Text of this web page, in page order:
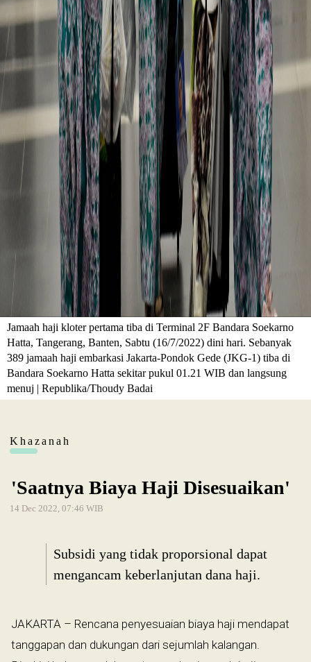
Jamaah haji kloter pertama tiba di Terminal 2F Bandara Soekarno
Hatta, Tangerang, Banten, Sabtu (16/7/2022) dini hari. Sebanyak
389 jamaah haji embarkasi Jakarta-Pondok Gede (JKG-1) tiba di
Bandara Soekarno Hatta sekitar pukul 01.21 WIB dan langsung
menuj | Republika/Thoudy Badai
Khazanah
'Saatnya Biaya Haji Disesuaikan'
14 Dec 2022, 07:46 WIB
Subsidi yang tidak proporsional dapat
mengancam keberlanjutan dana haji.
JAKARTA – Rencana penyesuaian biaya haji mendapat
tanggapan dan dukungan dari sejumlah kalangan.